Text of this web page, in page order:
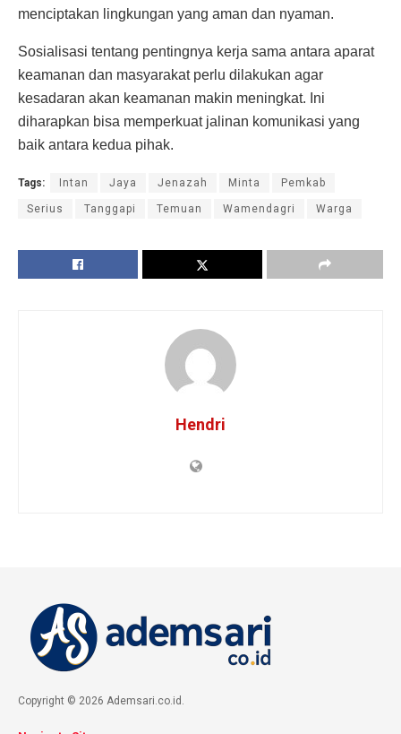
menciptakan lingkungan yang aman dan nyaman.
Sosialisasi tentang pentingnya kerja sama antara aparat
keamanan dan masyarakat perlu dilakukan agar
kesadaran akan keamanan makin meningkat. Ini
diharapkan bisa memperkuat jalinan komunikasi yang
baik antara kedua pihak.
Tags: Intan Jaya Jenazah Minta Pemkab
Serius Tanggapi Temuan Wamendagri Warga
Hendri
Copyright © 2026 Ademsari.co.id.